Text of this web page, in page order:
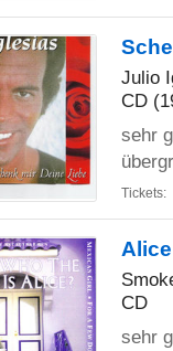
Julio
CD
sehr
Tickets:
CD
sehr